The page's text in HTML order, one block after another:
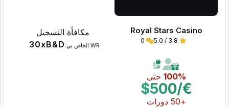
Royal Stars Casino
3.8 / 5.0
0
100%حتى
€/$500
+50 دورات
مكافأة التسجيل
WR الخاص بي: 30xB&D